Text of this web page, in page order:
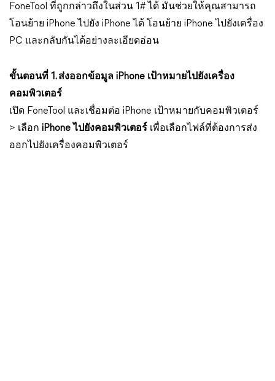
FoneTool ที่ถูกกล่าวถึงในส่วน 1# ได้ มันช่วยให้คุณสามารถ
โอนย้าย iPhone ไปยัง iPhone ได้ โอนย้าย iPhone ไปยังเครื่อง
PC และกลับกันได้อย่างละเอียดอ่อน
ขั้นตอนที่ 1. ส่งออกข้อมูล iPhone เป้าหมายไปยังเครื่อง
คอมพิวเตอร์
เปิด FoneTool และเชื่อมต่อ iPhone เป้าหมายกับคอมพิวเตอร์
> เลือก iPhone ไปยังคอมพิวเตอร์ เพื่อเลือกไฟล์ที่ต้องการส่ง
ออกไปยังเครื่องคอมพิวเตอร์